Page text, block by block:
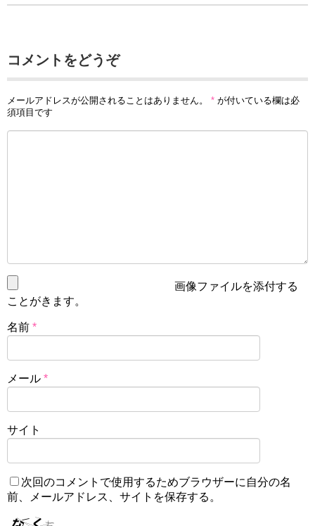
コメントをどうぞ
メールアドレスが公開されることはありません。 * が付いている欄は必
須項目です
画像ファイルを添付する
ことがきます。
名前 *
メール *
サイト
次回のコメントで使用するためブラウザーに自分の名
前、メールアドレス、サイトを保存する。